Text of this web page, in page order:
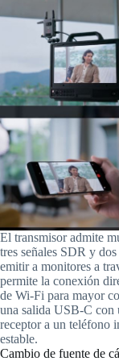
El transmisor admite
tres señales SDR y
emitir a monitores a
permite la conexión
de Wi-Fi para mayor
una salida USB-C con
receptor a un teléfono
estable.
Cambio de fuente de